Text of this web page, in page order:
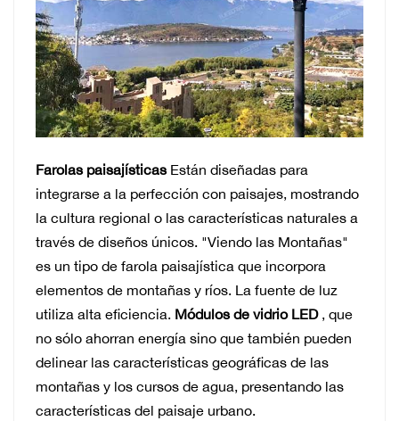
Farolas paisajísticas Están diseñadas para
integrarse a la perfección con paisajes, mostrando
la cultura regional o las características naturales a
través de diseños únicos. "Viendo las Montañas"
es un tipo de farola paisajística que incorpora
elementos de montañas y ríos. La fuente de luz
utiliza alta eficiencia. Módulos de vidrio LED , que
no sólo ahorran energía sino que también pueden
delinear las características geográficas de las
montañas y los cursos de agua, presentando las
características del paisaje urbano.